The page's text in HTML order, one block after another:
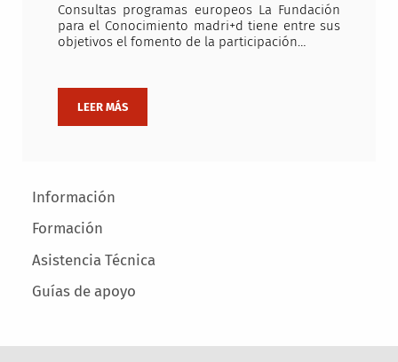
Main menu
Información
Formación
Asistencia Técnica
Guías de apoyo
Consultas programas europeos La Fundación
para el Conocimiento madri+d tiene entre sus
objetivos el fomento de la participación…